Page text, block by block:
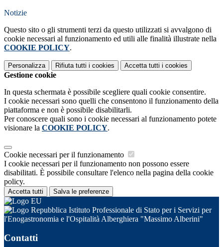
Notizie
Questo sito o gli strumenti terzi da questo utilizzati si avvalgono di
cookie necessari al funzionamento ed utili alle finalità illustrate nella
COOKIE POLICY.
Personalizza Rifiuta tutti i cookies Accetta tutti i cookies
Gestione cookie
In questa schermata è possibile scegliere quali cookie consentire.
I cookie necessari sono quelli che consentono il funzionamento della
piattaforma e non è possibile disabilitarli.
Per conoscere quali sono i cookie necessari al funzionamento potete
visionare la COOKIE POLICY.
Cookie necessari per il funzionamento
I cookie necessari per il funzionamento non possono essere
disabilitati. È possibile consultare l'elenco nella pagina della cookie
policy.
Accetta tutti Salva le preferenze
Istituto Professionale di Stato per i Servizi per
l'Enogastronomia e l'Ospitalità Alberghiera "Massimo Alberini"
Contatti